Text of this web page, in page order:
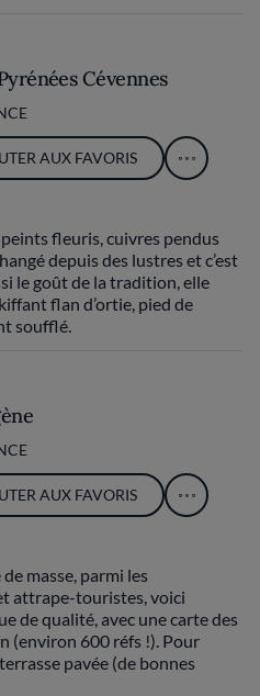
Cévennes
AUX FAVORIS
fleuris, cuivres pendus
depuis des lustres et c’est
le goût de la tradition, elle
flan d’ortie, pied de
soufflé.
AUX FAVORIS
masse, parmi les
attrape-touristes, voici
de qualité, avec une carte des
(environ 600 réfs !). Pour
pavée (de bonnes